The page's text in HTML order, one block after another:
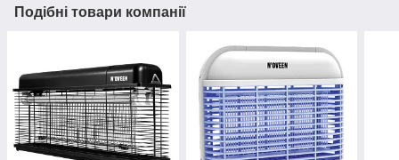
Подібні товари компанії